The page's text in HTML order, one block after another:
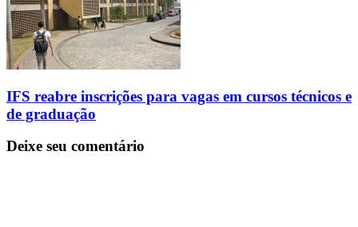
IFS reabre inscrições para vagas em cursos técnicos e
de graduação
Deixe seu comentário